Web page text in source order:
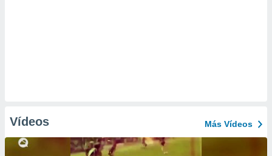
Vídeos Más Vídeos